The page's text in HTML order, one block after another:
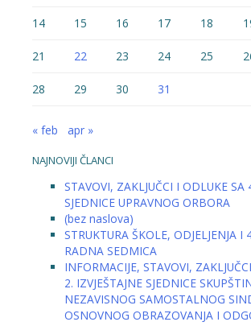
14 15 16 17 18
21 22 23 24 25
28 29 30 31
« feb apr »
NAJNOVIJI ČLANCI
STAVOVI, ZAKLJUČCI I ODLUKE SA
SJEDNICE UPRAVNOG ORBORA
(bez naslova)
STRUKTURA ŠKOLE, ODJELJENJA I
RADNA SEDMICA
INFORMACIJE, STAVOVI,
2. IZVJEŠTAJNE SJEDNICE
NEZAVISNOG SAMOSTALNOG
OSNOVNOG OBRAZOVANJA I